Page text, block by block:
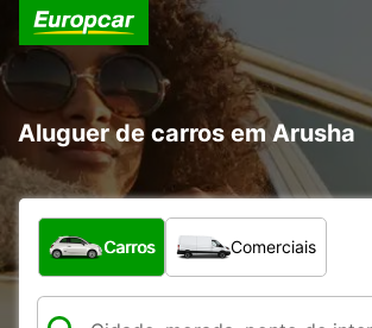
Aluguer de carros em Arusha
Que tipo de veículo pretende?
Carros Comerciais